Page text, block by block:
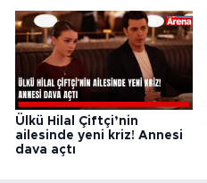
Ülkü Hilal Çiftçi’nin
ailesinde yeni kriz! Annesi
dava açtı